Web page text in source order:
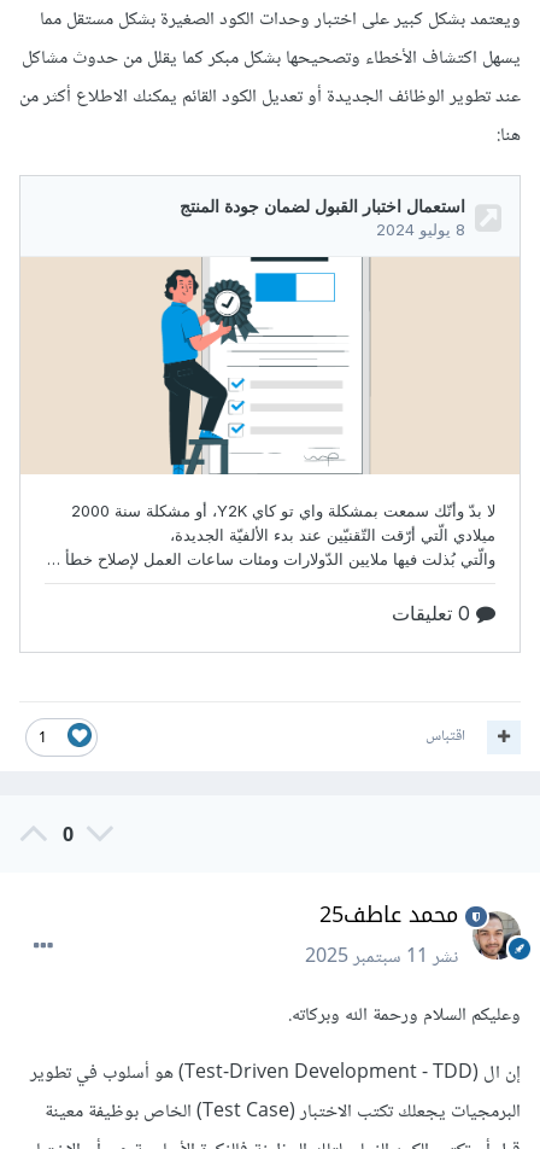
ويعتمد بشكل كبير على اختبار وحدات الكود الصغيرة بشكل مستقل مما
يسهل اكتشاف الأخطاء وتصحيحها بشكل مبكر كما يقلل من حدوث مشاكل
عند تطوير الوظائف الجديدة أو تعديل الكود القائم يمكنك الاطلاع أكثر من
هنا:
1 اقتباس
0
محمد عاطف25
نشر11 سبتمبر 2025
وعليكم السلام ورحمة الله وبركاته.
إن ال (Test-Driven Development - TDD) هو أسلوب في تطوير
البرمجيات يجعلك تكتب الاختبار (Test Case) الخاص بوظيفة معينة